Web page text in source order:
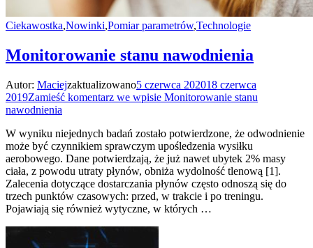
Ciekawostka,Nowinki,Pomiar parametrów,Technologie
Monitorowanie stanu nawodnienia
Autor: Maciejzaktualizowano5 czerwca 202018 czerwca
2019Zamieść komentarz we wpisie Monitorowanie stanu
nawodnienia
W wyniku niejednych badań zostało potwierdzone, że odwodnienie
może być czynnikiem sprawczym upośledzenia wysiłku
aerobowego. Dane potwierdzają, że już nawet ubytek 2% masy
ciała, z powodu utraty płynów, obniża wydolność tlenową [1].
Zalecenia dotyczące dostarczania płynów często odnoszą się do
trzech punktów czasowych: przed, w trakcie i po treningu.
Pojawiają się również wytyczne, w których …